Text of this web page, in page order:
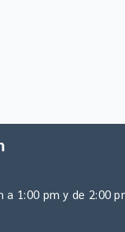
a 1:00 pm y de 2:00